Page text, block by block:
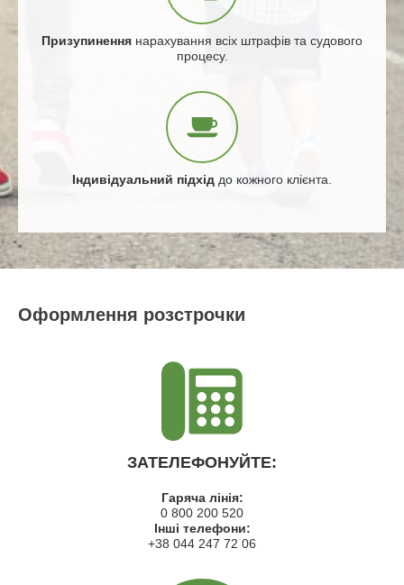
Призупинення нарахування всіх штрафів та судового
процесу.
Індивідуальний підхід до кожного клієнта.
Оформлення розстрочки
ЗАТЕЛЕФОНУЙТЕ:
Гаряча лінія:
0 800 200 520
Інші телефони:
+38 044 247 72 06